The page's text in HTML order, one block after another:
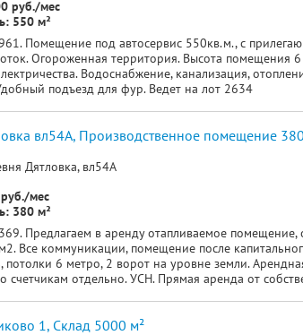
руб./мес
550 м²
Помещение под автосервис 550кв.м., с
Огороженная территория. Высота помещения
Водоснабжение, канализация,
подъезд для фур. Ведет на лот 2634
вл54А, Производственное помещение
Дятловка, вл54А
мес
380 м²
Предлагаем в аренду отапливаемое помещение,
Все коммуникации, помещение после
6 метро, 2 ворот на уровне земли.
счетчикам отдельно. УСН. Прямая аренда от
1, Склад 5000 м²